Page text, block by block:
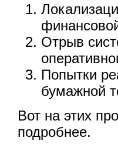
Отрыв
Попытки
бумажной
Вот на этих
подробнее.